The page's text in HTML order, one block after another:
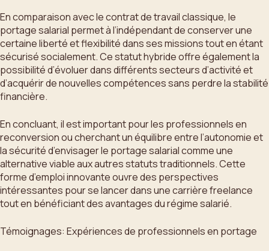
En comparaison avec le contrat de travail classique, le
portage salarial permet à l’indépendant de conserver une
certaine liberté et flexibilité dans ses missions tout en étant
sécurisé socialement. Ce statut hybride offre également la
possibilité d’évoluer dans différents secteurs d’activité et
d’acquérir de nouvelles compétences sans perdre la stabilité
financière.
En concluant, il est important pour les professionnels en
reconversion ou cherchant un équilibre entre l’autonomie et
la sécurité d’envisager le portage salarial comme une
alternative viable aux autres statuts traditionnels. Cette
forme d’emploi innovante ouvre des perspectives
intéressantes pour se lancer dans une carrière freelance
tout en bénéficiant des avantages du régime salarié.
Témoignages: Expériences de professionnels en portage